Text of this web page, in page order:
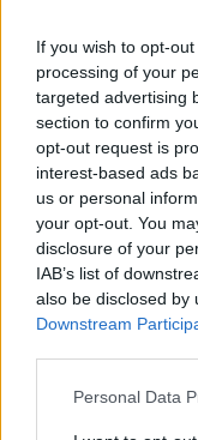
If you wish to opt-
processing of your
targeted advertising
section to confirm
opt-out request is
interest-based ads
us or personal
your opt-out. You
disclosure of your
IAB’s list of
also be disclosed by
Downstream
Personal Data
Γίνε ο